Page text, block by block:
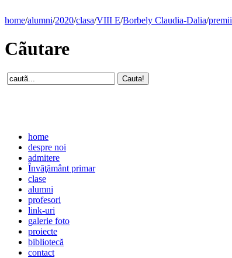
home/alumni/2020/clasa/VIII E/Borbely Claudia-Dalia/premii
Cãutare
home
despre noi
admitere
Învăţământ primar
clase
alumni
profesori
link-uri
galerie foto
proiecte
bibliotecă
contact